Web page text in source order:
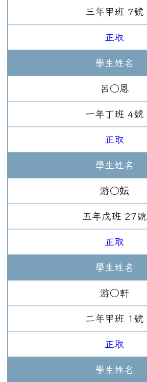
三年 甲班 7號
正取
學生姓名
呂○恩
一年丁班 4號
正取
學生姓名
游○妘
五年 戊班 27號
正取
學生姓名
游○軒
二年 甲班 1 號
正取
學生姓名